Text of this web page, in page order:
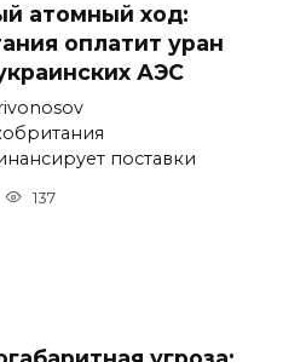
атомный ход:
оплатит уран
АЭС
поставки
137